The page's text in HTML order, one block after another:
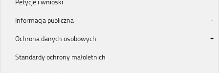
Informacja publiczna
Ochrona danych osobowych
Standardy ochrony małoletnich